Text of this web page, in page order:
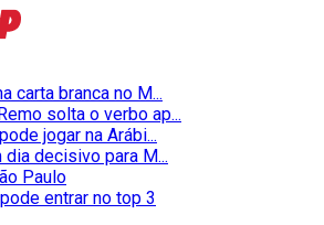
carta branca no M...
solta o verbo ap...
jogar na Arábi...
decisivo para M...
Paulo
entrar no top 3